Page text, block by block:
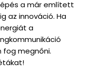
a már említett
az innováció. Ha
a
megnőni.